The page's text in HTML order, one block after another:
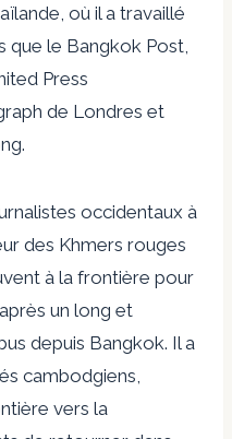
où il a travaillé
que le Bangkok Post,
Press
de Londres et
occidentaux à
des Khmers rouges
à la frontière pour
un long et
depuis Bangkok. Il a
cambodgiens,
vers la